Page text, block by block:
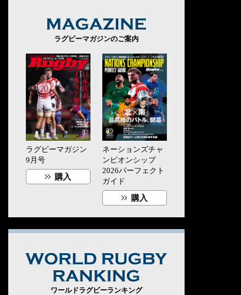
ラグビーマガジンのご案内
ラグビーマガジン
9月号
購入
ネーションズチャ
ンピオンシップ
2026パーフェクト
ガイド
購入
ワールドラグビーランキング